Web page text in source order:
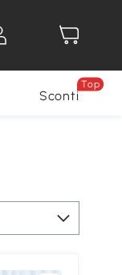
Sconti
Top